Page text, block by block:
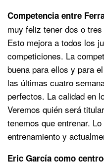
Competencia entre
muy feliz tener dos o
Esto mejora a todos los
competiciones. La
buena para ellos y para
las últimas cuatro
perfectos. La calidad en
Veremos quién será
tenemos que entrenar.
entrenamiento y
Eric García como